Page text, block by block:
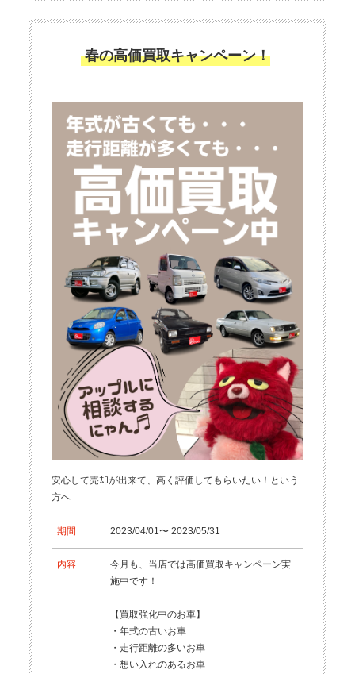
春の高価買取キャンペーン！
安心して売却が出来て、高く評価してもらいたい！という
方へ
期間 2023/04/01〜 2023/05/31
内容
今月も、当店では高価買取キャンペーン実
施中です！
【買取強化中のお車】
・年式の古いお車
・走行距離の多いお車
・想い入れのあるお車